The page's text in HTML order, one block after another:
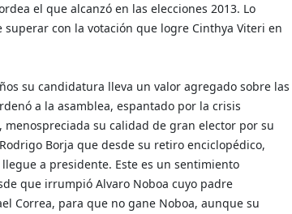
el que alcanzó en las elecciones 2013. Lo
con la votación que logre Cinthya Viteri en
su candidatura lleva un valor agregado sobre las
a la asamblea, espantado por la crisis
su calidad de gran elector por su
Borja que desde su retiro enciclopédico,
a presidente. Este es un sentimiento
que irrumpió Alvaro Noboa cuyo padre
Correa, para que no gane Noboa, aunque su